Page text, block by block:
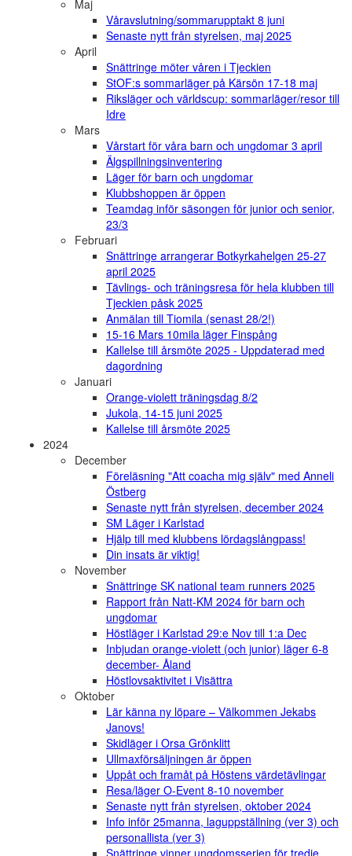
Maj
Våravslutning/sommarupptakt 8 juni
Senaste nytt från styrelsen, maj 2025
April
Snättringe möter våren i Tjeckien
StOF:s sommarläger på Kärsön 17-18 maj
Riksläger och världscup: sommarläger/resor till
Idre
Mars
Vårstart för våra barn och ungdomar 3 april
Älgspillningsinventering
Läger för barn och ungdomar
Klubbshoppen är öppen
Teamdag inför säsongen för junior och senior,
23/3
Februari
Snättringe arrangerar Botkyrkahelgen 25-27
april 2025
Tävlings- och träningsresa för hela klubben till
Tjeckien påsk 2025
Anmälan till Tiomila (senast 28/2!)
15-16 Mars 10mila läger Finspång
Kallelse till årsmöte 2025 - Uppdaterad med
dagordning
Januari
Orange-violett träningsdag 8/2
Jukola, 14-15 juni 2025
Kallelse till årsmöte 2025
2024
December
Föreläsning "Att coacha mig själv" med Anneli
Östberg
Senaste nytt från styrelsen, december 2024
SM Läger i Karlstad
Hjälp till med klubbens lördagslångpass!
Din insats är viktig!
November
Snättringe SK national team runners 2025
Rapport från Natt-KM 2024 för barn och
ungdomar
Höstläger i Karlstad 29:e Nov till 1:a Dec
Inbjudan orange-violett (och junior) läger 6-8
december- Åland
Höstlovsaktivitet i Visättra
Oktober
Lär känna ny löpare – Välkommen Jekabs
Janovs!
Skidläger i Orsa Grönklitt
Ullmaxförsäljningen är öppen
Uppåt och framåt på Höstens värdetävlingar
Resa/läger O-Event 8-10 november
Senaste nytt från styrelsen, oktober 2024
Info inför 25manna, laguppställning (ver 3) och
personallista (ver 3)